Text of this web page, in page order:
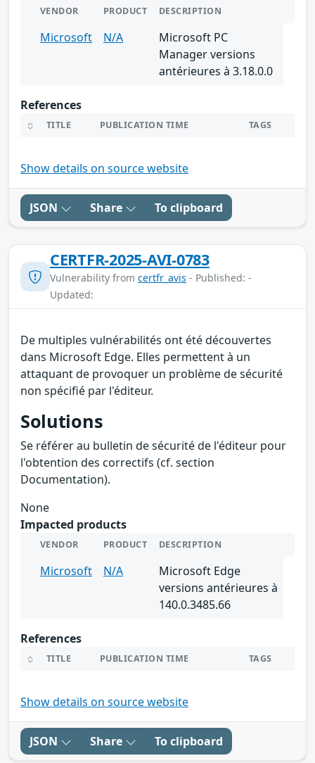
VENDOR PRODUCT DESCRIPTION
Microsoft N/A
Microsoft PC
Manager versions
antérieures à 3.18.0.0
References
TITLE PUBLICATION TIME TAGS
Show details on source website
JSON Share To clipboard
CERTFR-2025-AVI-0783
Vulnerability from certfr_avis - Published: -
Updated:
De multiples vulnérabilités ont été découvertes
dans Microsoft Edge. Elles permettent à un
attaquant de provoquer un problème de sécurité
non spécifié par l'éditeur.
Solutions
Se référer au bulletin de sécurité de l'éditeur pour
l'obtention des correctifs (cf. section
Documentation).
None
Impacted products
VENDOR PRODUCT DESCRIPTION
Microsoft N/A
Microsoft Edge
versions antérieures à
140.0.3485.66
References
TITLE PUBLICATION TIME TAGS
Show details on source website
JSON Share To clipboard